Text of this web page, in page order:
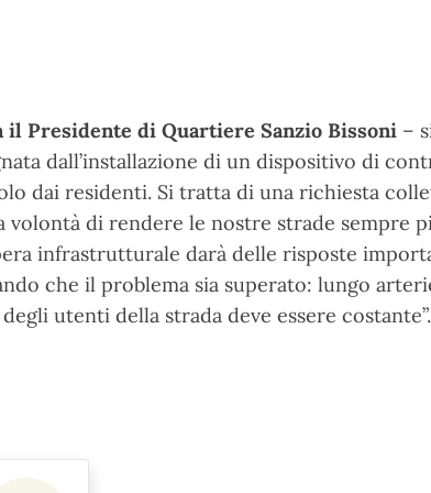
il Presidente di Quartiere Sanzio Bissoni –
dall’installazione di un dispositivo di
dai residenti. Si tratta di una richiesta
volontà di rendere le nostre strade sempre
infrastrutturale darà delle risposte
che il problema sia superato: lungo
utenti della strada deve essere costante”.